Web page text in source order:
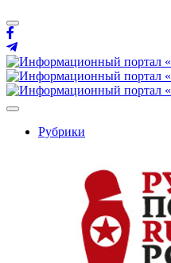
Рубрики